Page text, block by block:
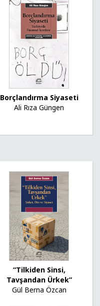
Borçlandırma Siyaseti
Ali Rıza Güngen
“Tilkiden Sinsi,
Tavşandan Ürkek”
Gül Berna Özcan